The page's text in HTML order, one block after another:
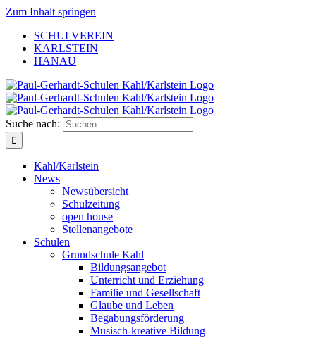
Zum Inhalt springen
SCHULVEREIN
KARLSTEIN
HANAU
Suche nach:
Kahl/Karlstein
News
Newsübersicht
Schulzeitung
open house
Stellenangebote
Schulen
Grundschule Kahl
Bildungsangebot
Unterricht und Erziehung
Familie und Gesellschaft
Glaube und Leben
Begabungsförderung
Musisch-kreative Bildung